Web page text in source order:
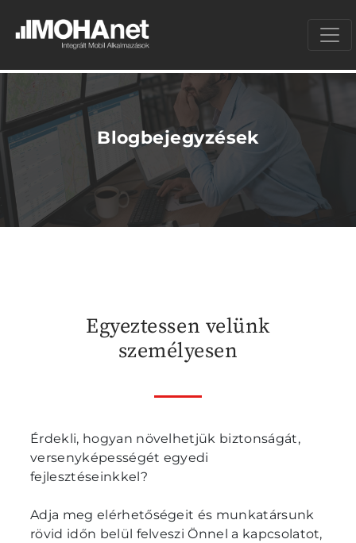
Blogbejegyzések
Egyeztessen velünk
személyesen
Érdekli, hogyan növelhetjük biztonságát,
versenyképességét egyedi
fejlesztéseinkkel?
Adja meg elérhetőségeit és munkatársunk
rövid időn belül felveszi Önnel a kapcsolatot,